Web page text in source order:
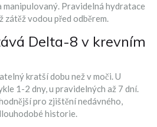
manipulovaný. Pravidelná hydratace
vodou před odběrem.
Delta-8 v krevním
kratší dobu než v moči. U
1-2 dny, u pravidelných až 7 dní.
pro zjištění nedávného,
historie.